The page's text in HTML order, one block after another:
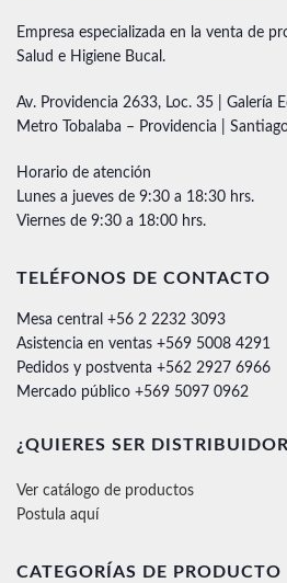
Empresa especializada en la venta de
Salud e Higiene Bucal.
Av. Providencia 2633, Loc. 35 | Galería
Metro Tobalaba – Providencia |
Horario de atención
Lunes a jueves de 9:30 a 18:30 hrs.
Viernes de 9:30 a 18:00 hrs.
TELÉFONOS DE CONTACTO
Mesa central +56 2 2232 3093
Asistencia en ventas +569 5008 4291
Pedidos y postventa +562 2927 6966
Mercado público +569 5097 0962
¿QUIERES SER
Ver catálogo de productos
Postula aquí
CATEGORÍAS DE PRODUCTO